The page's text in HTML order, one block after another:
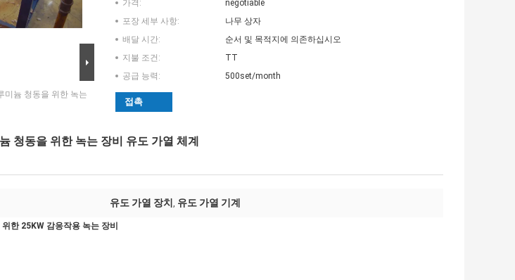
미늄 청동을 위한 녹는
가격:
negotiable
포장 세부 사항:
나무 상자
배달 시간:
순서 및 목적지에 의존하십시오
지불 조건:
TT
공급 능력:
500set/month
접촉
청동을 위한 녹는 장비 유도 가열 체계
유도 가열 장치 , 유도 가열 기계
한 25KW 감응작용 녹는 장비